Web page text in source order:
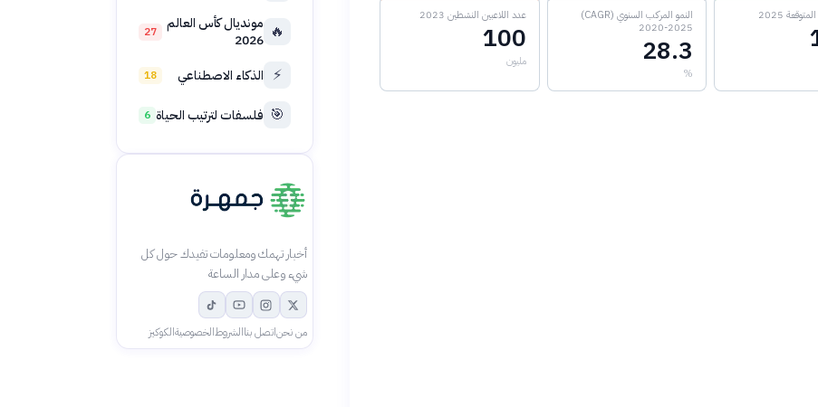
2025
النمو المركب السنوي (CAGR)
2020-2025
28.3
%
عدد اللاعبين النشطين 2023
100
مليون
🔥 مونديال كأس العالم
2026
27
⚡ الذكاء الاصطناعي 18
🎯 فلسفات لترتيب الحياة 6
أخبار تهمك ومعلومات تفيدك حول كل
شيء وعلى مدار الساعة
من نحناتصل بناالشروطالخصوصيةالكوكيز